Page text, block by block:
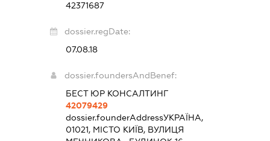
42371687
dossier.regDate:
07.08.18
dossier.foundersAndBenef:
БЕСТ ЮР КОНСАЛТИНГ
42079429
dossier.founderAddressУКРАЇНА,
01021, МІСТО КИЇВ, ВУЛИЦЯ